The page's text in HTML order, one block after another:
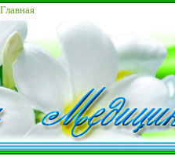
Главная